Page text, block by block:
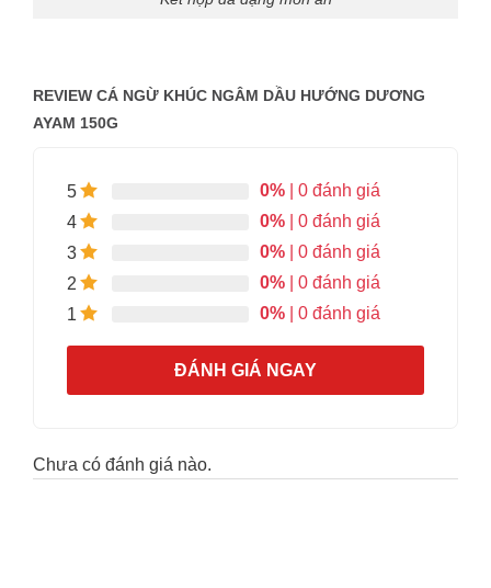
REVIEW CÁ NGỪ KHÚC NGÂM DẦU HƯỚNG DƯƠNG
AYAM 150G
5 0% | 0 đánh giá
4
0% | 0 đánh giá
3
0% | 0 đánh giá
2
0% | 0 đánh giá
1
0% | 0 đánh giá
ĐÁNH GIÁ NGAY
Chưa có đánh giá nào.